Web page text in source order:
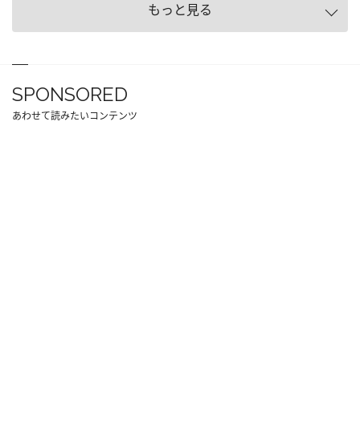
もっと見る
SPONSORED
あわせて読みたいコンテンツ